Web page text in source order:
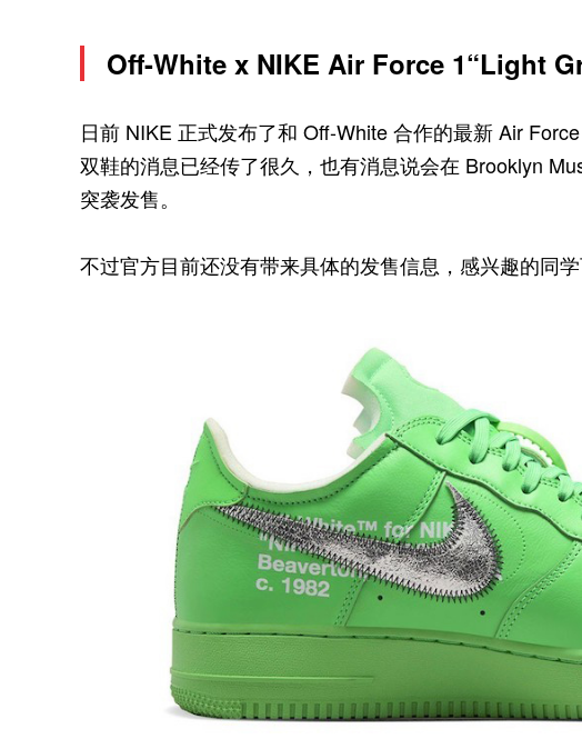
Off-White x NIKE Air Force 1“Light
日前 NIKE 正式发布了和 Off-White 合作的最新 Air
双鞋的消息已经传了很久，也有消息说会在 Brooklyn
突袭发售。
不过官方目前还没有带来具体的发售信息，感兴趣的同学